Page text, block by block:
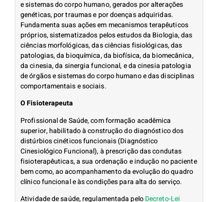
e sistemas do corpo humano, gerados por alterações
genéticas, por traumas e por doenças adquiridas.
Fundamenta suas ações em mecanismos terapêuticos
próprios, sistematizados pelos estudos da Biologia, das
ciências morfológicas, das ciências fisiológicas, das
patologias, da bioquímica, da biofísica, da biomecânica,
da cinesia, da sinergia funcional, e da cinesia patologia
de órgãos e sistemas do corpo humano e das disciplinas
comportamentais e sociais.
O Fisioterapeuta
Profissional de Saúde, com formação acadêmica
superior, habilitado à construção do diagnóstico dos
distúrbios cinéticos funcionais (Diagnóstico
Cinesiológico Funcional), à prescrição das condutas
fisioterapêuticas, a sua ordenação e indução no paciente
bem como, ao acompanhamento da evolução do quadro
clínico funcional e às condições para alta do serviço.
Atividade de saúde, regulamentada peloDecreto-Lei